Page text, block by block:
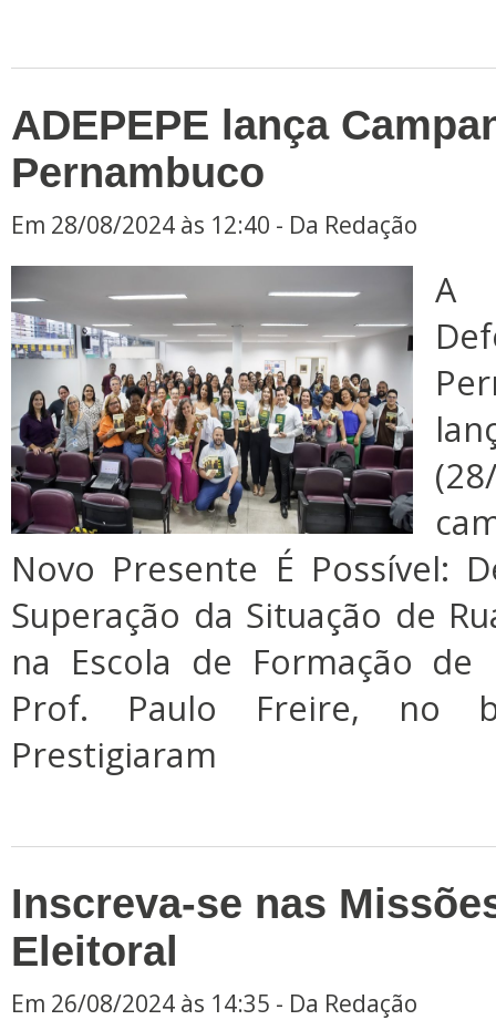
ADEPEPE lança
Pernambuco
Em 28/08/2024 às 12:40 - Da Redação
A
Novo Presente É Possível:
Superação da Situação de
na Escola de Formação de
Prof. Paulo Freire, no
Prestigiaram
Inscreva-se nas
Eleitoral
Em 26/08/2024 às 14:35 - Da Redação